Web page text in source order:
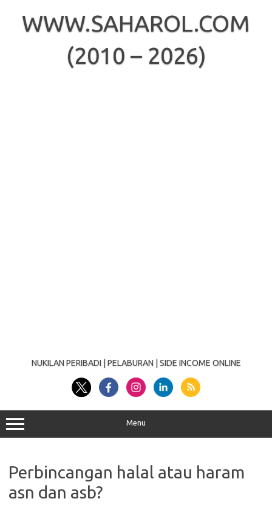
contentWWW.SAHAROL.COM
(2010 – 2026)
NUKILAN PERIBADI | PELABURAN | SIDE INCOME ONLINE
Menu
Perbincangan halal atau haram
asn dan asb?